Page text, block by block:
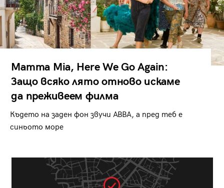
Mamma Mia, Here We Go Again:
Защо всяко лято отново искаме
да преживеем филма
Където на заден фон звучи ABBA, а пред теб е
синьото море